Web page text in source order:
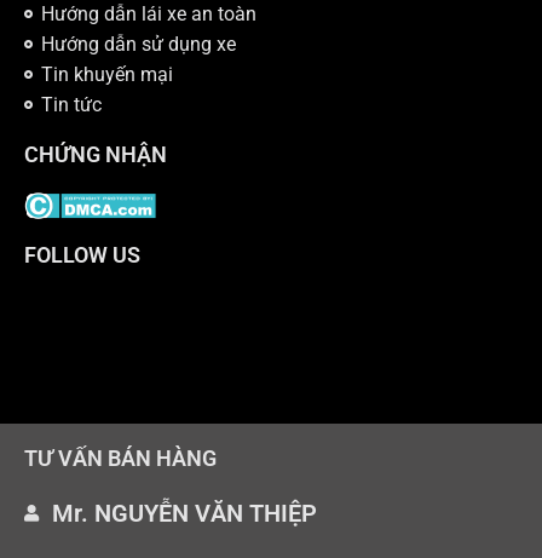
Hướng dẫn lái xe an toàn
Hướng dẫn sử dụng xe
Tin khuyến mại
Tin tức
CHỨNG NHẬN
FOLLOW US
TƯ VẤN BÁN HÀNG
Mr. NGUYỄN VĂN THIỆP